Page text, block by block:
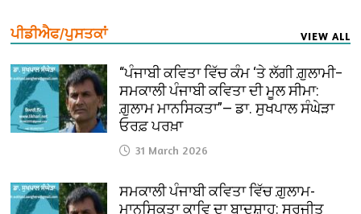
ਪੀਡੀਐਫ/ਪੁਸਤਕਾਂ VIEW ALL
“ਪੰਜਾਬੀ ਕਵਿਤਾ ਵਿੱਚ ਕੰਮ ‘ਤੇ ਲੱਗੀ ਗ਼ੁਲਾਮੀ–
ਸਮਕਾਲੀ ਪੰਜਾਬੀ ਕਵਿਤਾ ਦੀ ਮੂਲ ਸੀਮਾ:
ਗ਼ੁਲਾਮ ਮਾਨਸਿਕਤਾ”— ਡਾ. ਸੁਖਪਾਲ ਸੰਘੇੜਾ
ਓਰਫ਼ ਪਰਖ਼ਾ
31 March 2026
ਸਮਕਾਲੀ ਪੰਜਾਬੀ ਕਵਿਤਾ ਵਿੱਚ ਗ਼ੁਲਾਮ-
ਮਾਨਸਿਕਤਾ ਕਾਵਿ ਦਾ ਬਾਦਸ਼ਾਹ: ਸੁਰਜੀਤ